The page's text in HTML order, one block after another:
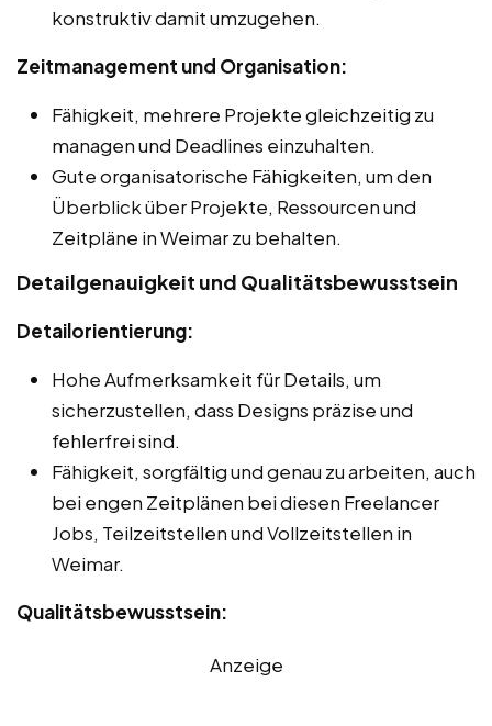
konstruktiv damit umzugehen.
Zeitmanagement und Organisation:
Fähigkeit, mehrere Projekte gleichzeitig zu
managen und Deadlines einzuhalten.
Gute organisatorische Fähigkeiten, um den
Überblick über Projekte, Ressourcen und
Zeitpläne in Weimar zu behalten.
Detailgenauigkeit und Qualitätsbewusstsein
Detailorientierung:
Hohe Aufmerksamkeit für Details, um
sicherzustellen, dass Designs präzise und
fehlerfrei sind.
Fähigkeit, sorgfältig und genau zu arbeiten, auch
bei engen Zeitplänen bei diesen Freelancer
Jobs, Teilzeitstellen und Vollzeitstellen in
Weimar.
Qualitätsbewusstsein:
Anzeige